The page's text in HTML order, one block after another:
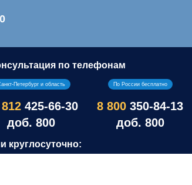
по телефонам
Петербург и область
425-66-30
доб. 800
По России бесплатно
8 800 350-84-13
доб. 800
круглосуточно: